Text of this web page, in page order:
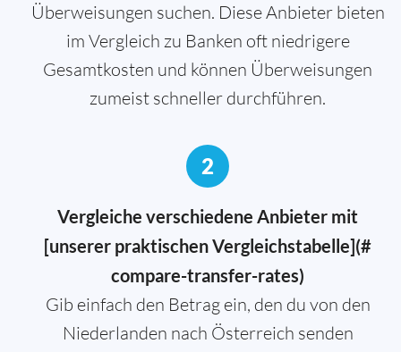
Überweisungen suchen. Diese Anbieter bieten
im Vergleich zu Banken oft niedrigere
Gesamtkosten und können Überweisungen
zumeist schneller durchführen.
2
Vergleiche verschiedene Anbieter mit
[unserer praktischen Vergleichstabelle](#
compare-transfer-rates)
Gib einfach den Betrag ein, den du von den
Niederlanden nach Österreich senden